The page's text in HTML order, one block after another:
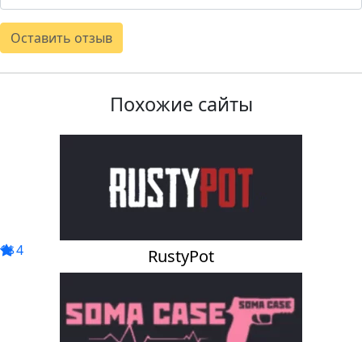
Оставить отзыв
Похожие сайты
1$4 RustyPot